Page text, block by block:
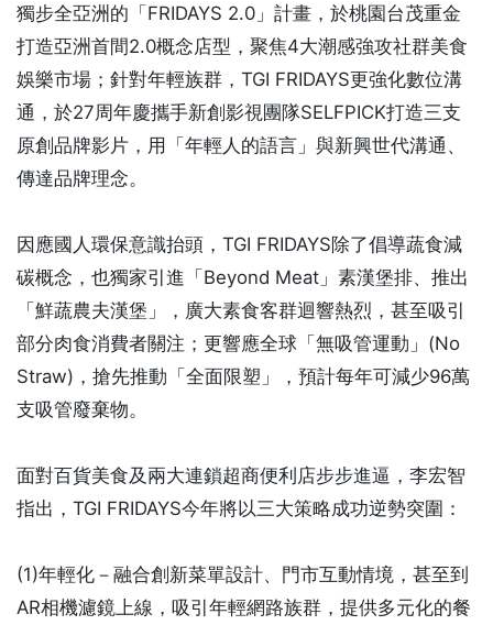
獨步全亞洲的「FRIDAYS 2.0」計畫，於桃園台茂重金
打造亞洲首間2.0概念店型，聚焦4大潮感強攻社群美食
娛樂市場；針對年輕族群，TGI FRIDAYS更強化數位溝
通，於27周年慶攜手新創影視團隊SELFPICK打造三支
原創品牌影片，用「年輕人的語言」與新興世代溝通、
傳達品牌理念。
因應國人環保意識抬頭，TGI FRIDAYS除了倡導蔬食減
碳概念，也獨家引進「Beyond Meat」素漢堡排、推出
「鮮蔬農夫漢堡」，廣大素食客群迴響熱烈，甚至吸引
部分肉食消費者關注；更響應全球「無吸管運動」(No
Straw)，搶先推動「全面限塑」，預計每年可減少96萬
支吸管廢棄物。
面對百貨美食及兩大連鎖超商便利店步步進逼，李宏智
指出，TGI FRIDAYS今年將以三大策略成功逆勢突圍：
(1)年輕化－融合創新菜單設計、門市互動情境，甚至到
AR相機濾鏡上線，吸引年輕網路族群，提供多元化的餐